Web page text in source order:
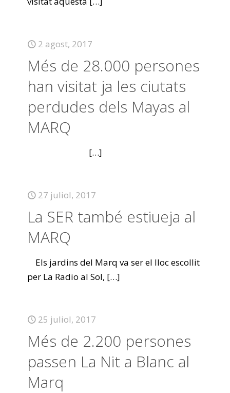
2 agost, 2017
Més de 28.000 persones
han visitat ja les ciutats
perdudes dels Mayas al
MARQ
[…]
27 juliol, 2017
La SER també estiueja al
MARQ
Els jardins del Marq va ser el lloc escollit
per La Radio al Sol, […]
25 juliol, 2017
Més de 2.200 persones
passen La Nit a Blanc al
Marq